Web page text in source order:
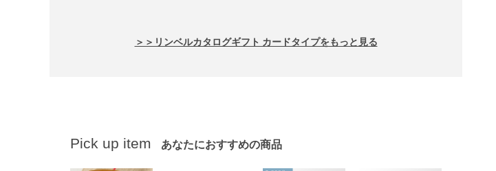
＞＞リンベルカタログギフト カードタイプをもっと見る
Pick up item あなたにおすすめの商品